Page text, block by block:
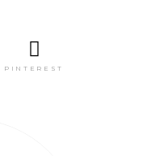
PINTEREST